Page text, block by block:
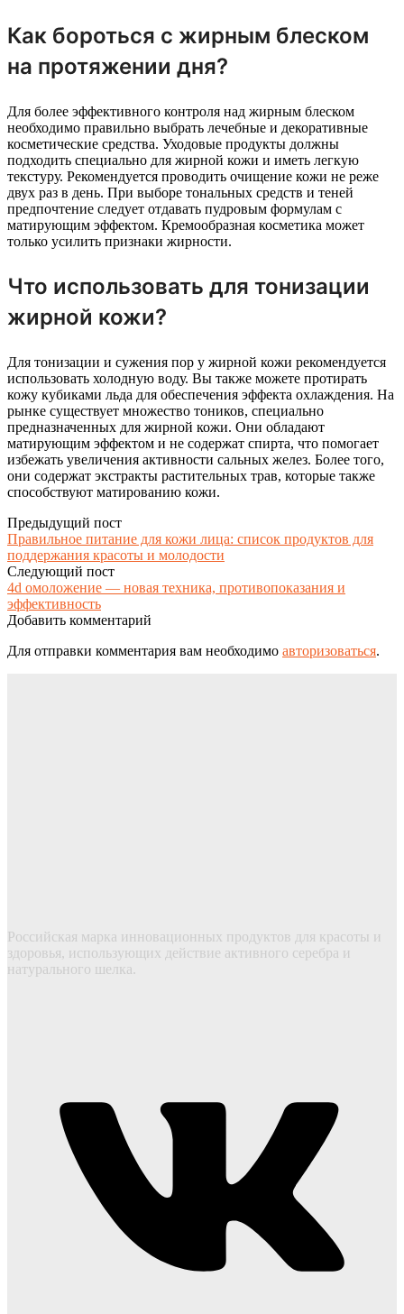
Как бороться с жирным блеском
на протяжении дня?
Для более эффективного контроля над жирным блеском
необходимо правильно выбрать лечебные и декоративные
косметические средства. Уходовые продукты должны
подходить специально для жирной кожи и иметь легкую
текстуру. Рекомендуется проводить очищение кожи не реже
двух раз в день. При выборе тональных средств и теней
предпочтение следует отдавать пудровым формулам с
матирующим эффектом. Кремообразная косметика может
только усилить признаки жирности.
Что использовать для тонизации
жирной кожи?
Для тонизации и сужения пор у жирной кожи рекомендуется
использовать холодную воду. Вы также можете протирать
кожу кубиками льда для обеспечения эффекта охлаждения. На
рынке существует множество тоников, специально
предназначенных для жирной кожи. Они обладают
матирующим эффектом и не содержат спирта, что помогает
избежать увеличения активности сальных желез. Более того,
они содержат экстракты растительных трав, которые также
способствуют матированию кожи.
Предыдущий пост
Правильное питание для кожи лица: список продуктов для
поддержания красоты и молодости
Следующий пост
4d омоложение — новая техника, противопоказания и
эффективность
Добавить комментарий
Для отправки комментария вам необходимо авторизоваться.
Российская марка инновационных продуктов для красоты и
здоровья, использующих действие активного серебра и
натурального шелка.